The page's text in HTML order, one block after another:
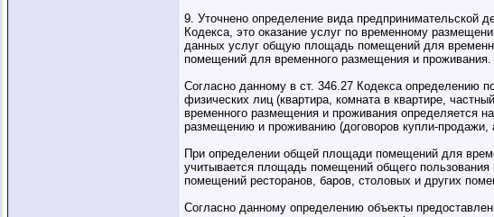
9. Уточнено определение вида предпринимательской
Кодекса, это оказание услуг по временному
данных услуг общую площадь помещений для
помещений для временного размещения и проживания.
Согласно данному в ст. 346.27 Кодекса определению
физических лиц (квартира, комната в квартире,
временного размещения и проживания определяется
размещению и проживанию (договоров купли-продажи,
При определении общей площади помещений для
учитывается площадь помещений общего
помещений ресторанов, баров, столовых и других
Согласно данному определению объекты